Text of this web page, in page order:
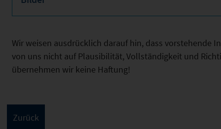
Wir weisen ausdrücklich darauf hin, dass vorstehende
von uns nicht auf Plausibilität, Vollständigkeit und
übernehmen wir keine Haftung!